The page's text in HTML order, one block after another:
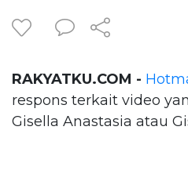
RAKYATKU.COM -
respons terkait video
Gisella Anastasia atau